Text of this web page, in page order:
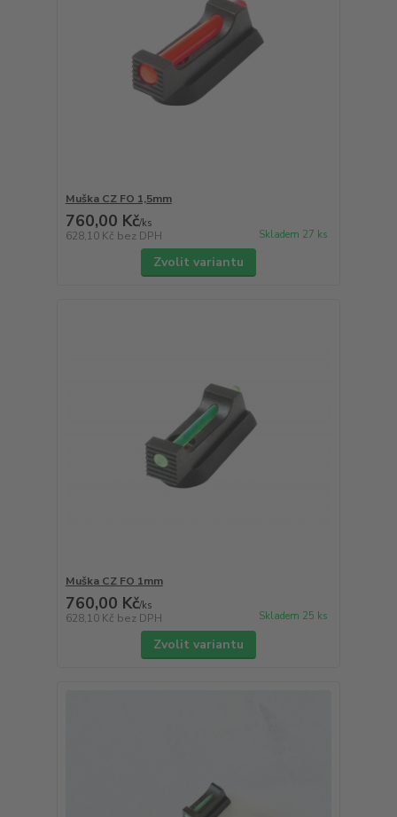
Muška CZ FO 1,5mm
760,00 Kč/ks
628,10 Kč bez DPH Skladem 27 ks
Zvolit variantu
Muška CZ FO 1mm
760,00 Kč/ks
628,10 Kč bez DPH Skladem 25 ks
Zvolit variantu